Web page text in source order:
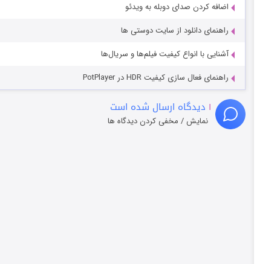
اضافه کردن صدای دوبله به ویدئو
راهنمای دانلود از سایت دوستی ها
آشنایی با انواع کیفیت فیلم‌ها و سریال‌ها
راهنمای فعال سازی کیفیت HDR در PotPlayer
۱ دیدگاه ارسال شده است
نمایش / مخفی کردن دیدگاه ها